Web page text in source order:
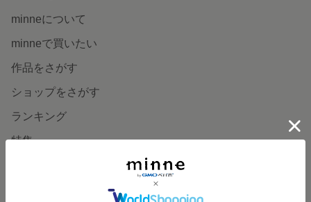
minneについて
minneで買いたい
作品をさがす
ショップをさがす
ランキング
特集